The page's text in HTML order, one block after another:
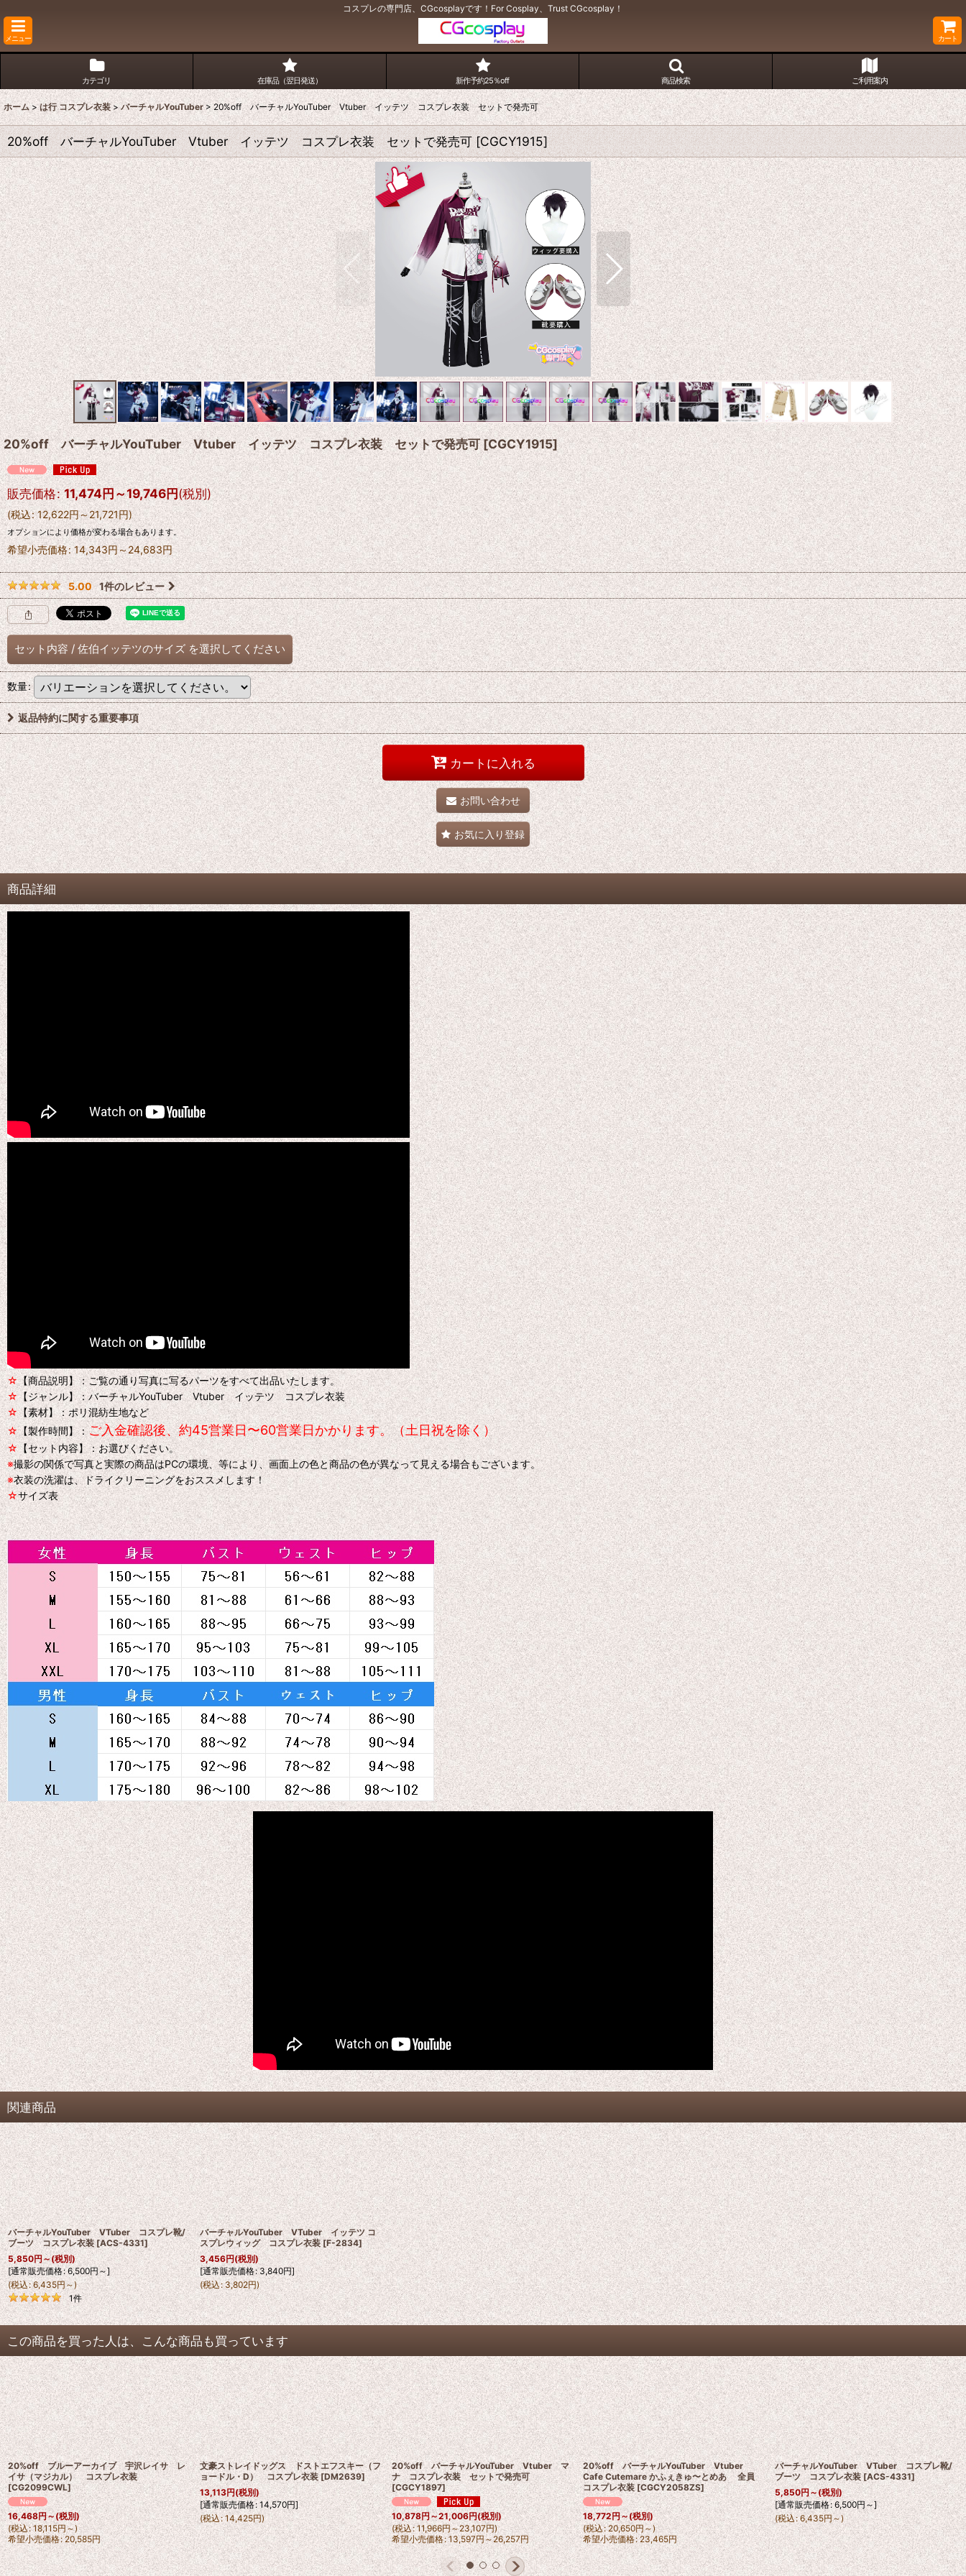
コスプレの専門店、CGcosplayです！For Cosplay、Trust CGcosplay！
メニュー カート
カテゴリ 在庫品（翌日発送） 新作予約25％off 商品検索 ご利用案内
ホーム > は行 コスプレ衣装 > バーチャルYouTuber > 20%off バーチャルYouTuber Vtuber イッテツ コスプレ衣装 セットで発売可
20%off バーチャルYouTuber Vtuber イッテツ コスプレ衣装 セットで発売可 [CGCY1915]
20%off バーチャルYouTuber Vtuber イッテツ コスプレ衣装 セットで発売可[CGCY1915]
販売価格: 11,474円～19,746円(税別)
(税込: 12,622円～21,721円)
オプションにより価格が変わる場合もあります。
希望小売価格: 14,343円～24,683円
5.00 1件のレビュー
セット内容 / 佐伯イッテツのサイズ を選択してください
数量:
返品特約に関する重要事項
カートに入れる
お問い合わせ
お気に入り登録
商品詳細
☆【商品説明】：ご覧の通り写真に写るパーツをすべて出品いたします。
☆【ジャンル】：バーチャルYouTuber Vtuber イッテツ コスプレ衣装
☆【素材】：ポリ混紡生地など
☆【製作時間】：ご入金確認後、約45営業日〜60営業日かかります。（土日祝を除く）
☆【セット内容】：お選びください。
※撮影の関係で写真と実際の商品はPCの環境、等により、画面上の色と商品の色が異なって見える場合もございます。
※衣装の洗濯は、ドライクリーニングをおススメします！
☆サイズ表
関連商品
バーチャルYouTuber VTuber コスプレ靴/
ブーツ コスプレ衣装 [ACS-4331]
5,850円～(税別)
[通常販売価格: 6,500円～]
(税込: 6,435円～)
1件
バーチャルYouTuber VTuber イッテツ コ
スプレウィッグ コスプレ衣装 [F-2834]
3,456円(税別)
[通常販売価格: 3,840円]
(税込: 3,802円)
この商品を買った人は、こんな商品も買っています
20%off ブルーアーカイブ 宇沢レイサ レ
イサ（マジカル） コスプレ衣装
[CG2099CWL]
16,468円～ (税別)
(税込: 18,115円～)
希望小売価格: 20,585円
文豪ストレイドッグス ドストエフスキー（フ
ョードル・D） コスプレ衣装 [DM2639]
13,113円(税別)
[通常販売価格: 14,570円]
(税込: 14,425円)
20%off バーチャルYouTuber Vtuber マ
ナ コスプレ衣装 セットで発売可
[CGCY1897]
10,878円～21,006円(税別)
(税込: 11,966円～23,107円)
希望小売価格: 13,597円～26,257円
20%off バーチャルYouTuber Vtuber
Cafe Cutemare かふぇきゅ〜とめあ 全員
コスプレ衣装 [CGCY2058ZS]
18,772円～(税別)
(税込: 20,650円～)
希望小売価格: 23,465円
バーチャルYouTuber VTuber コスプレ靴/
ブーツ コスプレ衣装 [ACS-4331]
5,850円～(税別)
[通常販売価格: 6,500円～]
(税込: 6,435円～)